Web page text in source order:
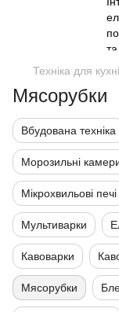
Техніка для кухні
Мясорубки
Вбудована техніка
Морозильні
Мікрохвильові печі
Мультиварки
Кавоварки
Мясорубки